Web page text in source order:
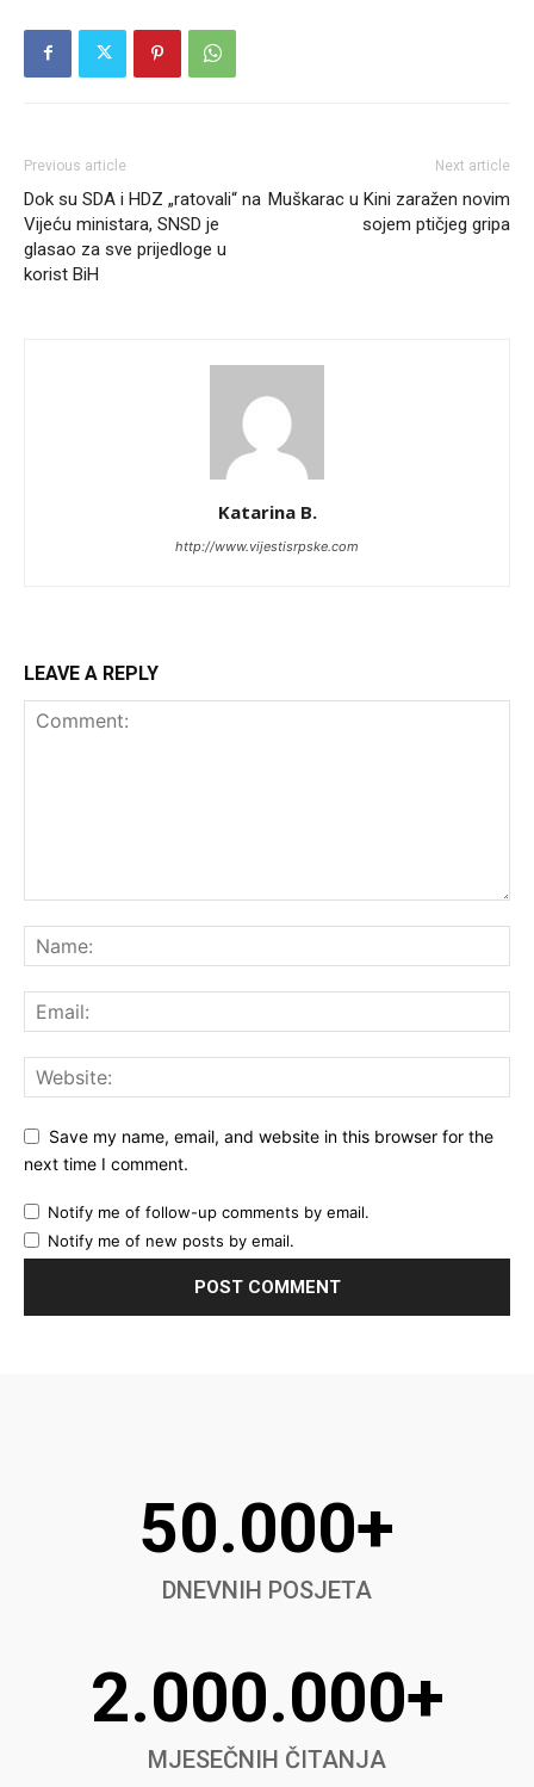
Previous article
Dok su SDA i HDZ „ratovali“ na
Vijeću ministara, SNSD je
glasao za sve prijedloge u
korist BiH
Next article
Muškarac u Kini zaražen novim
sojem ptičjeg gripa
Katarina B.
http://www.vijestisrpske.com
LEAVE A REPLY
Save my name, email, and website in this browser for the
next time I comment.
Notify me of follow-up comments by email.
Notify me of new posts by email.
50.000+
DNEVNIH POSJETA
2.000.000+
MJESEČNIH ČITANJA